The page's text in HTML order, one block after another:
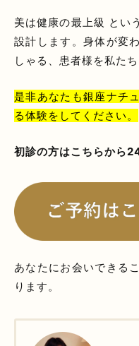
美は健康の最上級 とい
設計します。身体が変
しゃる、患者様を私た
是非あなたも銀座ナチ
る体験をしてください。
初診の方はこちらから
あなたにお会いできる
ります。